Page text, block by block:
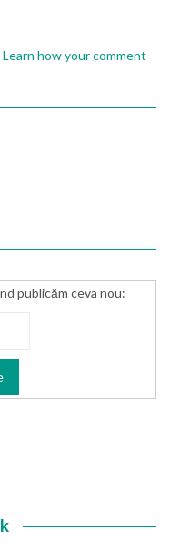
Learn how your comment
publicăm ceva nou: